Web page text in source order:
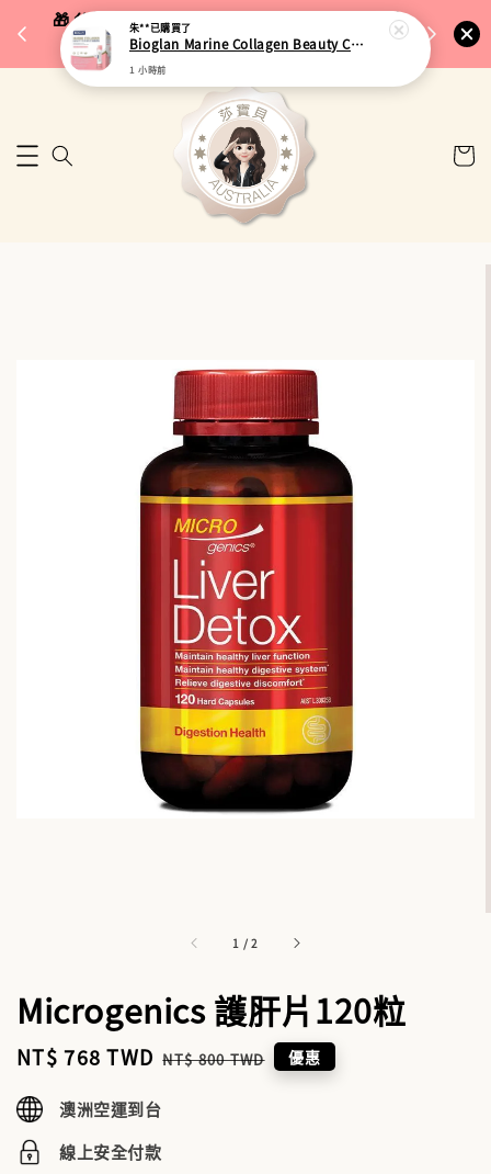
🎁 父親節限定｜全館96折・指定品牌88折｜滿
$5,000再折$100
🚚 台
1 /2
Microgenics 護肝片120粒
Sale
NT$ 768 TWD Regular
NT$ 800 TWD 優惠
澳洲空運到台
線上安全付款
朱**已購買了
Bioglan Marine Collagen Beauty Complex 海洋膠原蛋白美妍飲 25ml x 15包
1 小時前